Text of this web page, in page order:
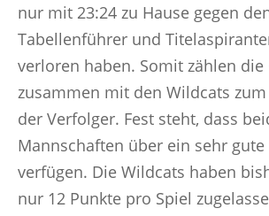
nur mit 23:24 zu Hause gegen
Tabellenführer und
verloren haben. Somit zählen die
zusammen mit den Wildcats
der Verfolger. Fest steht, dass
Mannschaften über ein sehr gute
verfügen. Die Wildcats haben
nur 12 Punkte pro Spiel